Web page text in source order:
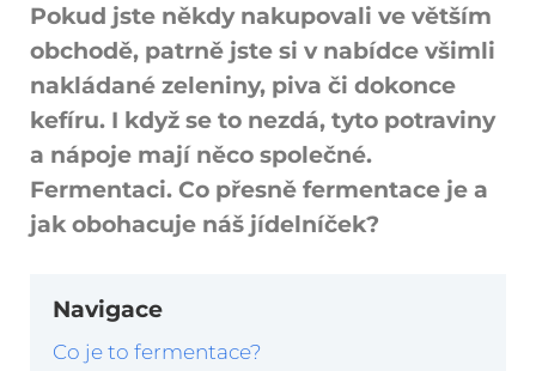
Pokud jste někdy nakupovali ve větším
obchodě, patrně jste si v nabídce všimli
nakládané zeleniny, piva či dokonce
kefíru. I když se to nezdá, tyto potraviny
a nápoje mají něco společné.
Fermentaci. Co přesně fermentace je a
jak obohacuje náš jídelníček?
Navigace
Co je to fermentace?